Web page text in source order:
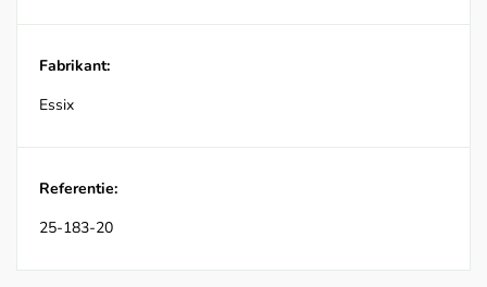
Fabrikant:
Essix
Referentie:
25-183-20